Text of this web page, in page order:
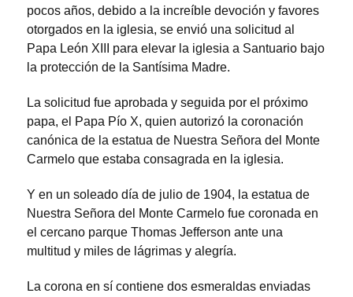
pocos años, debido a la increíble devoción y favores
otorgados en la iglesia, se envió una solicitud al
Papa León XIII para elevar la iglesia a Santuario bajo
la protección de la Santísima Madre.
La solicitud fue aprobada y seguida por el próximo
papa, el Papa Pío X, quien autorizó la coronación
canónica de la estatua de Nuestra Señora del Monte
Carmelo que estaba consagrada en la iglesia.
Y en un soleado día de julio de 1904, la estatua de
Nuestra Señora del Monte Carmelo fue coronada en
el cercano parque Thomas Jefferson ante una
multitud y miles de lágrimas y alegría.
La corona en sí contiene dos esmeraldas enviadas